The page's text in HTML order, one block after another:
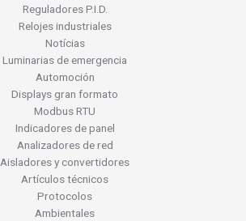
Reguladores P.I.D.
Relojes industriales
Notícias
Luminarias de emergencia
Automoción
Displays gran formato
Modbus RTU
Indicadores de panel
Analizadores de red
Aisladores y convertidores
Artículos técnicos
Protocolos
Ambientales